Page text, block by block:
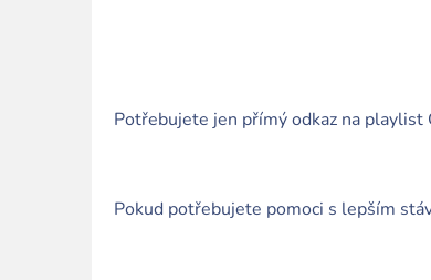
Potřebujete jen přímý odkaz na playlist
Pokud potřebujete pomoci s lepším